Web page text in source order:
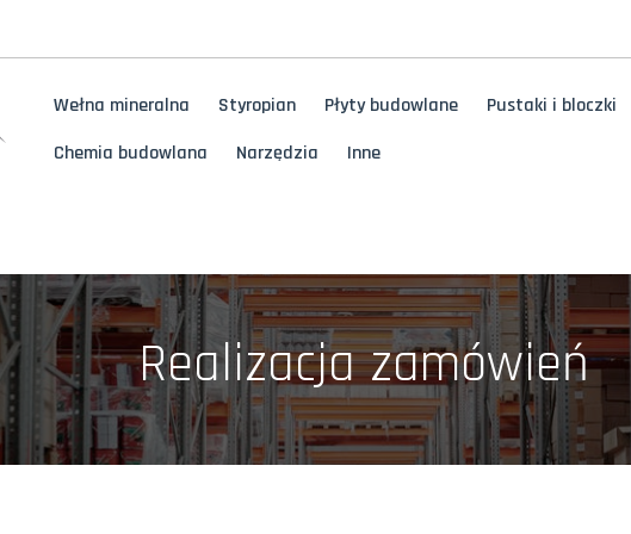
Wełna mineralna Styropian Płyty budowlane
Pustaki i bloczki
Chemia budowlana
Narzędzia Inne
Realizacja zamówień